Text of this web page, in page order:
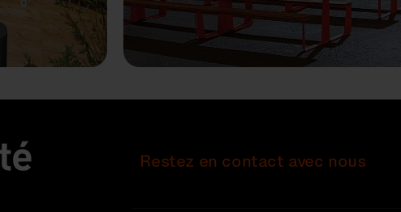
Restez en contact avec nous